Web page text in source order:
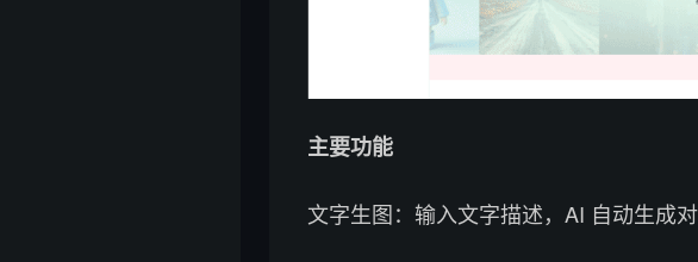
主要功能
文字生图：输入文字描述，AI 自动生成